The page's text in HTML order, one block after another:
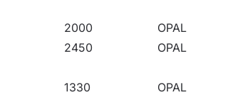
2000 OPAL
2450 OPAL
1330 OPAL